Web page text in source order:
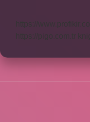
https://
https://pigo.com.tr